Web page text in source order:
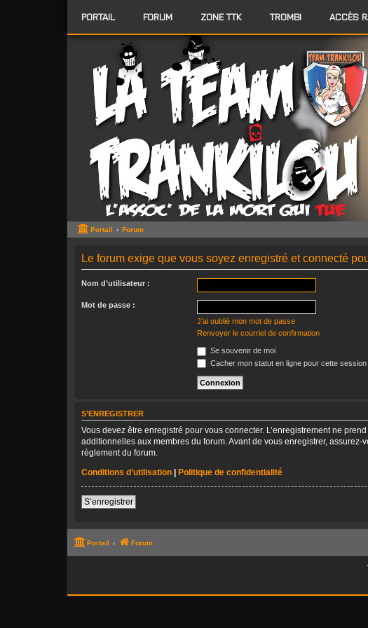
PORTAIL FORUM ZONE TTK TROMBI ACCÈS
Portail Forum
Le forum exige que vous soyez enregistré et connecté
Nom d’utilisateur :
Mot de passe :
J’ai oublié mon mot de passe
Renvoyer le courriel de confirmation
Se souvenir de moi
Cacher mon statut en ligne pour cette session
S’ENREGISTRER
Vous devez être enregistré pour vous connecter. L’enregistrement ne
additionnelles aux membres du forum. Avant de vous enregistrer,
règlement du forum.
Conditions d’utilisation | Politique de confidentialité
S’enregistrer
Portail Forum